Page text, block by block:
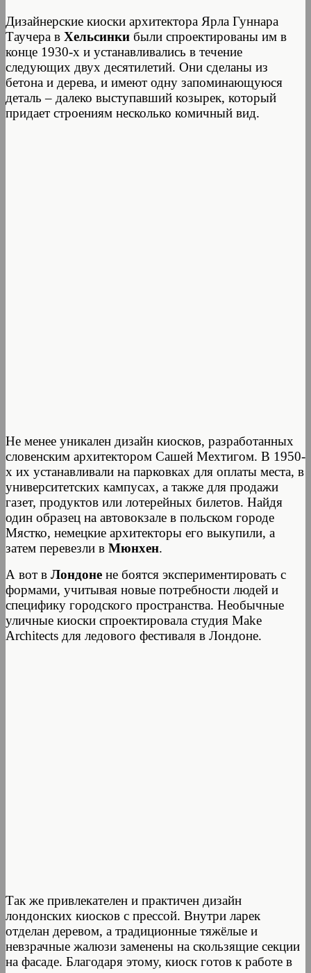
Дизайнерские киоски архитектора Ярла Гуннара
Таучера в Хельсинки были спроектированы им в
конце 1930-х и устанавливались в течение
следующих двух десятилетий. Они сделаны из
бетона и дерева, и имеют одну запоминающуюся
деталь – далеко выступавший козырек, который
придает строениям несколько комичный вид.
Не менее уникален дизайн киосков, разработанных
словенским архитектором Сашей Мехтигом. В 1950-
х их устанавливали на парковках для оплаты места, в
университетских кампусах, а также для продажи
газет, продуктов или лотерейных билетов. Найдя
один образец на автовокзале в польском городе
Мястко, немецкие архитекторы его выкупили, а
затем перевезли в Мюнхен.
А вот в Лондоне не боятся экспериментировать с
формами, учитывая новые потребности людей и
специфику городского пространства. Необычные
уличные киоски спроектировала студия Make
Architects для ледового фестиваля в Лондоне.
Так же привлекателен и практичен дизайн
лондонских киосков с прессой. Внутри ларек
отделан деревом, а традиционные тяжёлые и
невзрачные жалюзи заменены на скользящие секции
на фасаде. Благодаря этому, киоск готов к работе в